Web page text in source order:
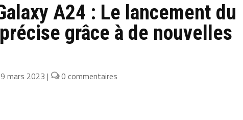
A24 : Le lancement du
grâce à de nouvelles
mars 2023 | 0 commentaires